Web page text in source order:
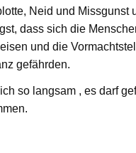
Neid und Missgunst
dass sich die
und die
gefährden.
so langsam , es darf